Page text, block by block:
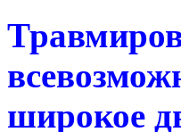
широкое